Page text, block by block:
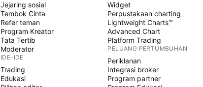
Jejaring sosial
Tembok Cinta
Refer teman
Program Kreator
Tata Tertib
Moderator
IDE-IDE
Trading
Edukasi
Widget
Perpustakaan charting
Lightweight Charts™
Advanced Chart
Platform Trading
PELUANG PERTUMBUHAN
Periklanan
Integrasi broker
Program partner